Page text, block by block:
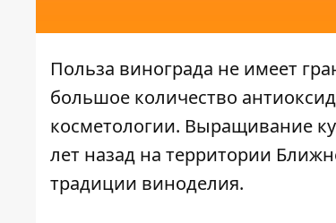
Польза винограда не имеет
большое количество
косметологии. Выращивание
лет назад на территории
традиции виноделия.